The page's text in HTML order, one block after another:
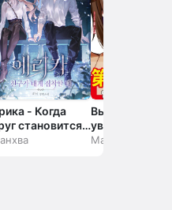
- Когда
становится
мной
Вы что,
увольняете
—
Манга